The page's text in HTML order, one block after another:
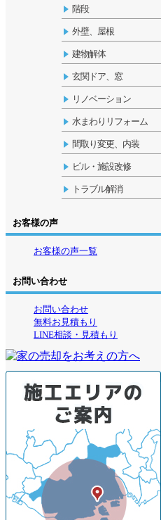
階段
外壁、屋根
建物解体
玄関ドア、窓
リノベーション
水まわりリフォーム
間取り変更、内装
ビル・施設改修
トラブル解消
お客様の声
お客様の声一覧
お問い合わせ
お問い合わせ
無料お見積もり
LINE相談・見積もり